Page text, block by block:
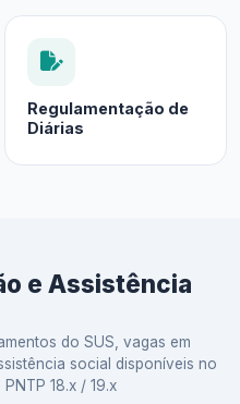
Regulamentação de
Diárias
e Assistência
do SUS, vagas em
social disponíveis no
PNTP 18.x / 19.x